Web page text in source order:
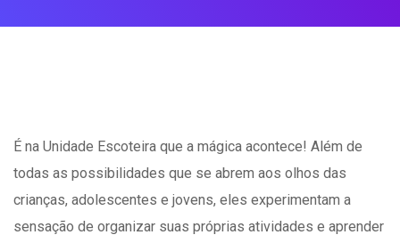
É na Unidade Escoteira que a mágica acontece! Além de
todas as possibilidades que se abrem aos olhos das
crianças, adolescentes e jovens, eles experimentam a
sensação de organizar suas próprias atividades e aprender